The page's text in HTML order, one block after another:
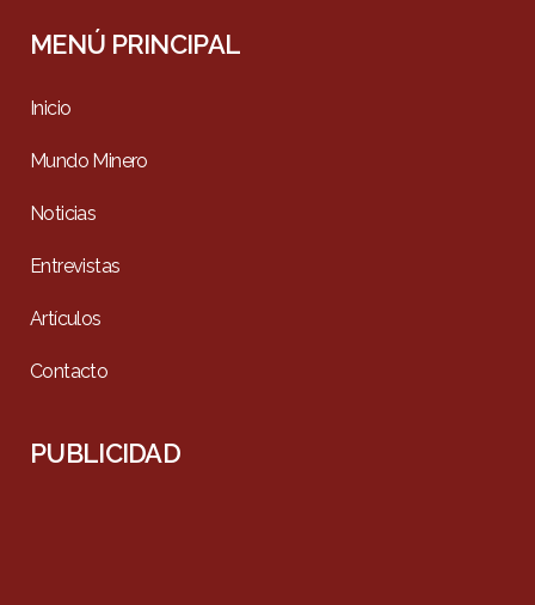
MENÚ PRINCIPAL
Inicio
Mundo Minero
Noticias
Entrevistas
Artículos
Contacto
PUBLICIDAD